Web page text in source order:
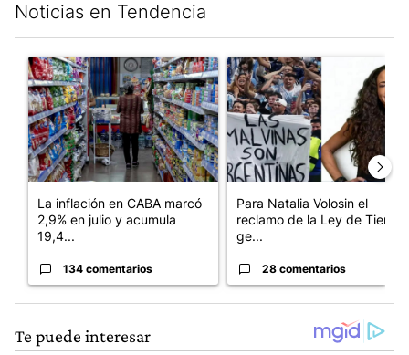
Noticias en Tendencia
Un artículo de tendencia con el título "La inflación en CABA
La inflación en CABA marcó
2,9% en julio y acumula
19,4...
134 comentarios
Un artículo de tendencia con
Para Natalia Volosin el
reclamo de la Ley de Tierras
ge...
28 comentarios